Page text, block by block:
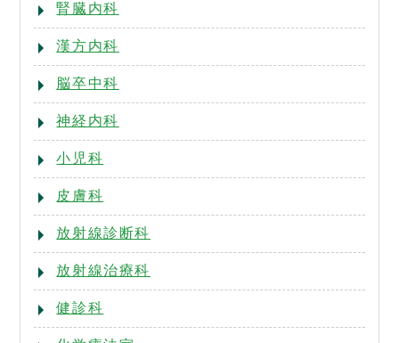
腎臓内科
漢方内科
脳卒中科
神経内科
小児科
皮膚科
放射線診断科
放射線治療科
健診科